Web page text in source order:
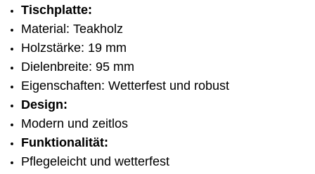
Tischplatte:
Material: Teakholz
Holzstärke: 19 mm
Dielenbreite: 95 mm
Eigenschaften: Wetterfest und robust
Design:
Modern und zeitlos
Funktionalität:
Pflegeleicht und wetterfest